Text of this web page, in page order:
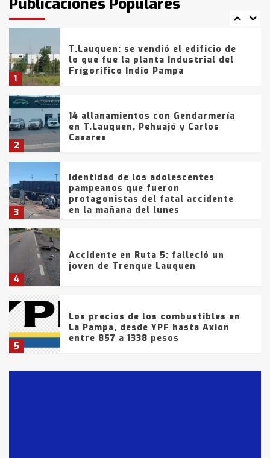
comercialización de drogas en la
tarde del sábado
1
T.Lauquen: se vendió el edificio de
lo que fue la planta Industrial del
Frígorífico Indio Pampa
2
14 allanamientos con Gendarmería
en T.Lauquen, Pehuajó y Carlos
Casares
3
Identidad de los adolescentes
pampeanos que fueron
protagonistas del fatal accidente
en la mañana del lunes
4
Accidente en Ruta 5: falleció un
joven de Trenque Lauquen
5
Los precios de los combustibles en
La Pampa, desde YPF hasta Axion
entre 857 a 1338 pesos